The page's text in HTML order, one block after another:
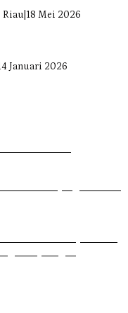
Riau 18 Mei 2026
Januari 2026